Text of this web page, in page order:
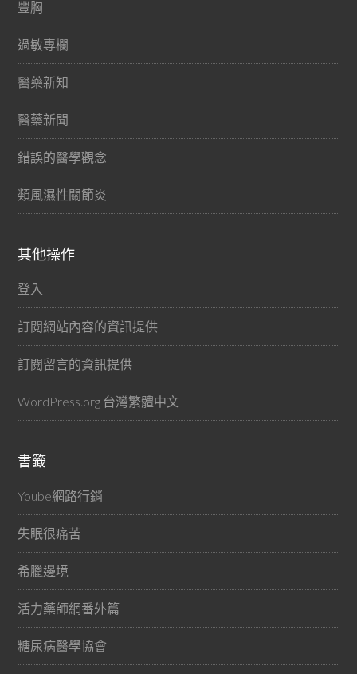
豐胸
過敏專欄
醫藥新知
醫藥新聞
錯誤的醫學觀念
類風濕性關節炎
其他操作
登入
訂閱網站內容的資訊提供
訂閱留言的資訊提供
WordPress.org 台灣繁體中文
書籤
Yoube網路行銷
失眠很痛苦
希臘邊境
活力藥師網番外篇
糖尿病醫學協會